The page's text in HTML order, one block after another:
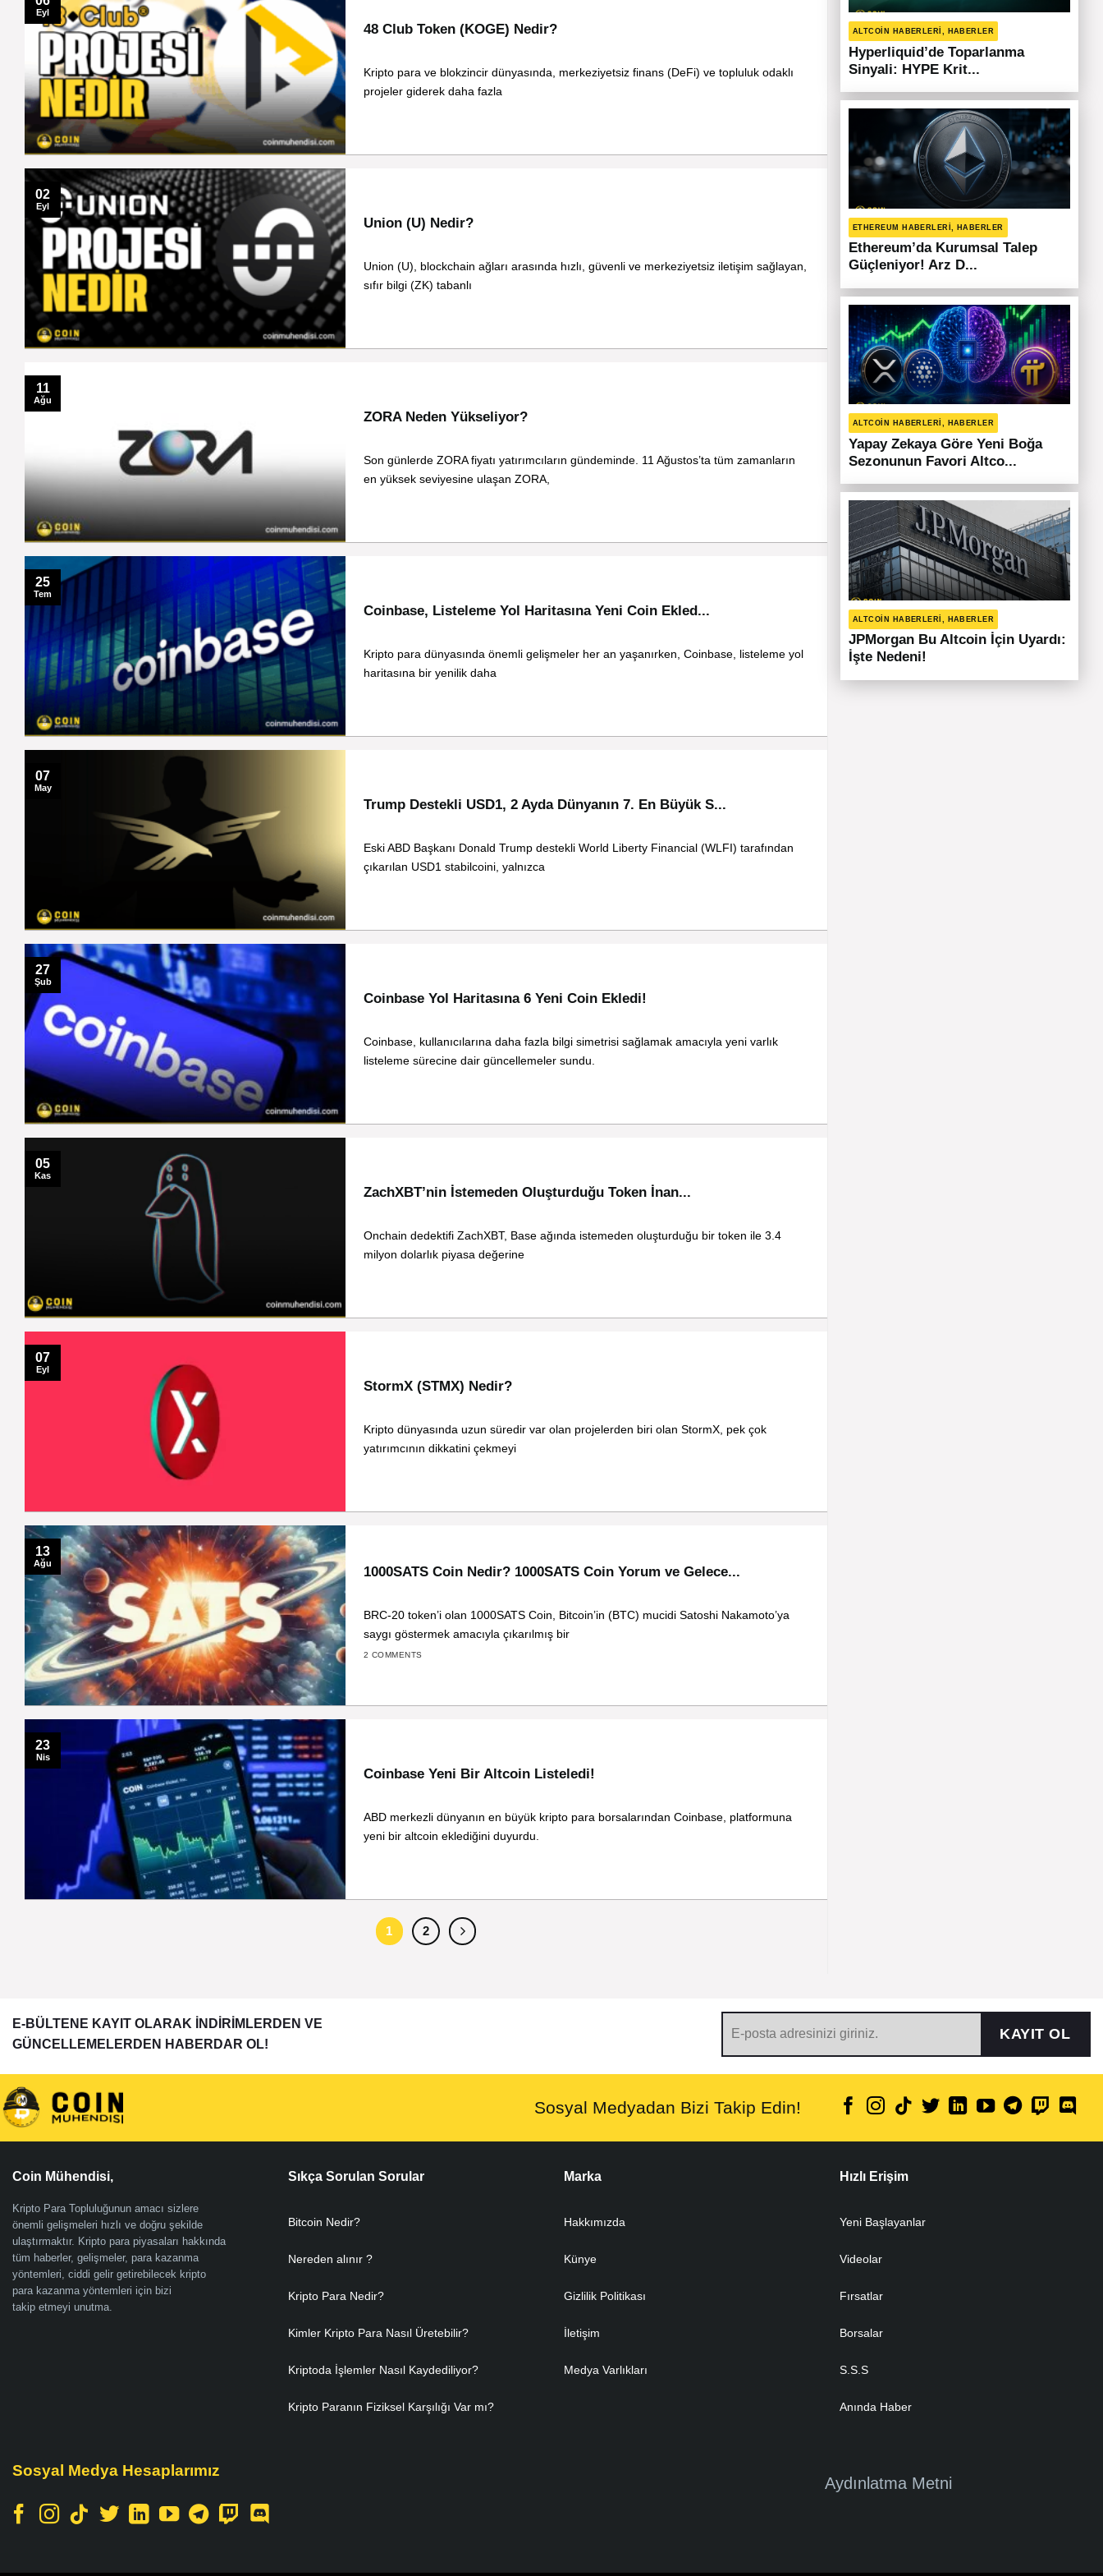
48 Club Token (KOGE) Nedir?
Kripto para ve blokzincir dünyasında, merkeziyetsiz finans (DeFi) ve topluluk odaklı
projeler giderek daha fazla
Eyl
Union (U) Nedir?
Union (U), blockchain ağları arasında hızlı, güvenli ve merkeziyetsiz iletişim sağlayan,
sıfır bilgi (ZK) tabanlı
02
Eyl
ZORA Neden Yükseliyor?
Son günlerde ZORA fiyatı yatırımcıların gündeminde. 11 Ağustos’ta tüm zamanların
en yüksek seviyesine ulaşan ZORA,
11
Ağu
Coinbase, Listeleme Yol Haritasına Yeni Coin Ekled...
Kripto para dünyasında önemli gelişmeler her an yaşanırken, Coinbase, listeleme yol
haritasına bir yenilik daha
25
Tem
Trump Destekli USD1, 2 Ayda Dünyanın 7. En Büyük S...
Eski ABD Başkanı Donald Trump destekli World Liberty Financial (WLFI) tarafından
çıkarılan USD1 stabilcoini, yalnızca
07
May
Coinbase Yol Haritasına 6 Yeni Coin Ekledi!
Coinbase, kullanıcılarına daha fazla bilgi simetrisi sağlamak amacıyla yeni varlık
listeleme sürecine dair güncellemeler sundu.
27
Şub
ZachXBT’nin İstemeden Oluşturduğu Token İnan...
Onchain dedektifi ZachXBT, Base ağında istemeden oluşturduğu bir token ile 3.4
milyon dolarlık piyasa değerine
05
Kas
StormX (STMX) Nedir?
Kripto dünyasında uzun süredir var olan projelerden biri olan StormX, pek çok
yatırımcının dikkatini çekmeyi
07
Eyl
1000SATS Coin Nedir? 1000SATS Coin Yorum ve Gelece...
BRC-20 token’i olan 1000SATS Coin, Bitcoin’in (BTC) mucidi Satoshi Nakamoto’ya
saygı göstermek amacıyla çıkarılmış bir
2 COMMENTS
13
Ağu
Coinbase Yeni Bir Altcoin Listeledi!
ABD merkezli dünyanın en büyük kripto para borsalarından Coinbase, platformuna
yeni bir altcoin eklediğini duyurdu.
23
Nis
1 2
ALTCOIN HABERLERI, HABERLER
Hyperliquid’de Toparlanma
Sinyali: HYPE Krit...
ETHEREUM HABERLERI, HABERLER
Ethereum’da Kurumsal Talep
Güçleniyor! Arz D...
ALTCOIN HABERLERI, HABERLER
Yapay Zekaya Göre Yeni Boğa
Sezonunun Favori Altco...
ALTCOIN HABERLERI, HABERLER
JPMorgan Bu Altcoin İçin Uyardı:
İşte Nedeni!
E-BÜLTENE KAYIT OLARAK İNDİRİMLERDEN VE
GÜNCELLEMELERDEN HABERDAR OL!
KAYIT OL
Sosyal Medyadan Bizi Takip Edin!
Coin Mühendisi,
Kripto Para Topluluğunun amacı sizlere
önemli gelişmeleri hızlı ve doğru şekilde
ulaştırmaktır. Kripto para piyasaları hakkında
tüm haberler, gelişmeler, para kazanma
yöntemleri, ciddi gelir getirebilecek kripto
para kazanma yöntemleri için bizi
takip etmeyi unutma.
Sıkça Sorulan Sorular
Bitcoin Nedir?
Nereden alınır ?
Kripto Para Nedir?
Kimler Kripto Para Nasıl Üretebilir?
Kriptoda İşlemler Nasıl Kaydediliyor?
Kripto Paranın Fiziksel Karşılığı Var mı?
Marka
Hakkımızda
Künye
Gizlilik Politikası
İletişim
Medya Varlıkları
Hızlı Erişim
Yeni Başlayanlar
Videolar
Fırsatlar
Borsalar
S.S.S
Anında Haber
Sosyal Medya Hesaplarımız
Aydınlatma Metni